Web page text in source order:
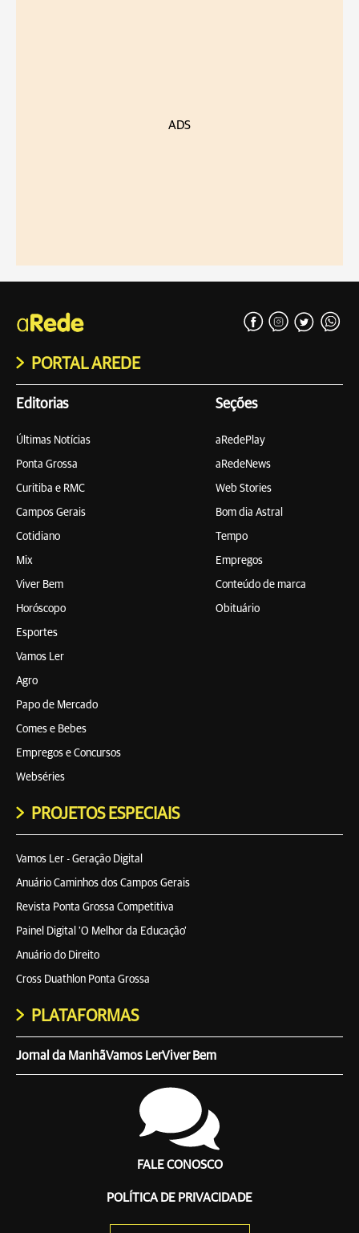
ADS
PORTAL AREDE
Editorias
Últimas Notícias
Ponta Grossa
Curitiba e RMC
Campos Gerais
Cotidiano
Mix
Viver Bem
Horóscopo
Esportes
Vamos Ler
Agro
Papo de Mercado
Comes e Bebes
Empregos e Concursos
Webséries
Seções
aRedePlay
aRedeNews
Web Stories
Bom dia Astral
Tempo
Empregos
Conteúdo de marca
Obituário
PROJETOS ESPECIAIS
Vamos Ler - Geração Digital
Anuário Caminhos dos Campos Gerais
Revista Ponta Grossa Competitiva
Painel Digital 'O Melhor da Educação'
Anuário do Direito
Cross Duathlon Ponta Grossa
PLATAFORMAS
Jornal da ManhãVamos LerViver Bem
FALE CONOSCO
POLÍTICA DE PRIVACIDADE